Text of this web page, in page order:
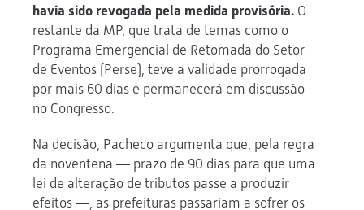
havia sido revogada pela medida provisória. O
restante da MP, que trata de temas como o
Programa Emergencial de Retomada do Setor
de Eventos (Perse), teve a validade prorrogada
por mais 60 dias e permanecerá em discussão
no Congresso.
Na decisão, Pacheco argumenta que, pela regra
da noventena — prazo de 90 dias para que uma
lei de alteração de tributos passe a produzir
efeitos —, as prefeituras passariam a sofrer os